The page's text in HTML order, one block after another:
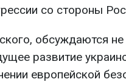
со стороны
обсуждаются не
развитие
европейской